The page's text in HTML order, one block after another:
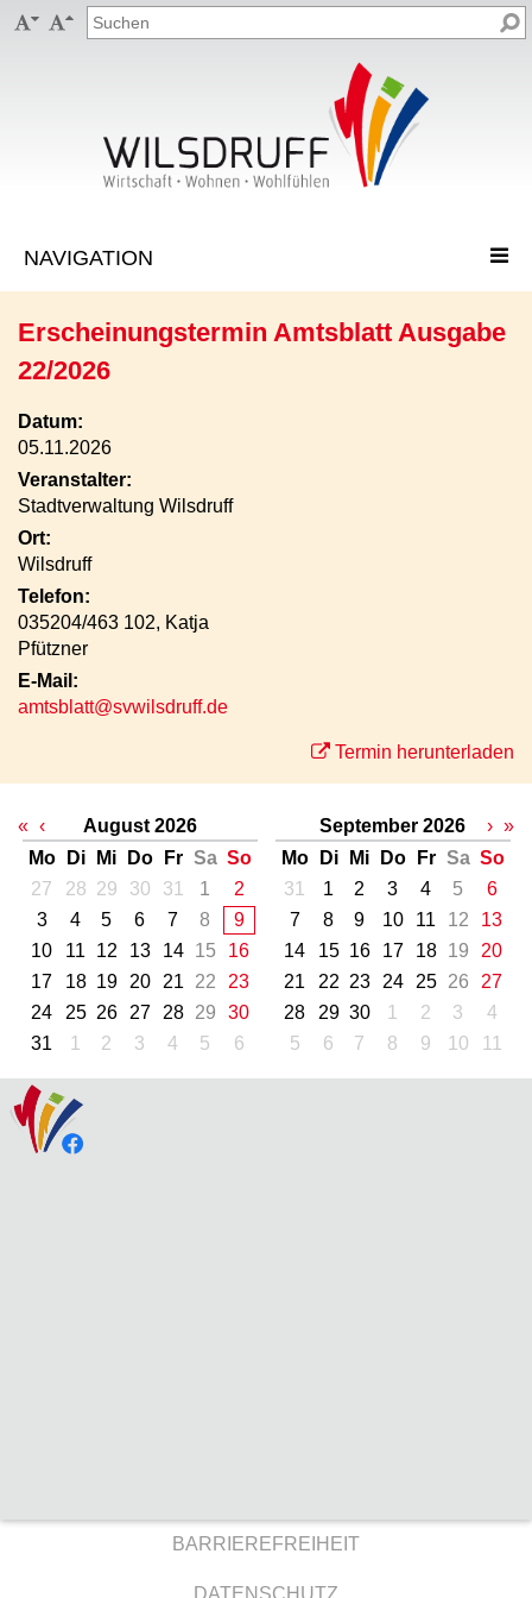
 
Erscheinungstermin Amtsblatt Ausgabe
22/2026
Datum:
05.11.2026
Veranstalter:
Stadtverwaltung Wilsdruff
Ort:
Wilsdruff
Telefon:
035204/463 102, Katja
Pfützner
E-Mail:
amtsblatt@svwilsdruff.de
Termin herunterladen
« ‹
August 2026
Mo
Di Mi Do Fr Sa So
27
28 29 30 31 1
2
3
4 5 6 7 8
9
10
11 12 13 14 15
16
17
18 19 20 21 22
23
24
25 26 27 28 29
30
31
1 2 3 4 5 6
September 2026
Mo
Di Mi Do Fr Sa So
31
1 2 3 4 5
6
7
8 9 10 11 12
13
14
15 16 17 18 19
20
21
22 23 24 25 26
27
28
29 30 1 2 3
4
5
6 7 8 9 10 11
› »
BARRIEREFREIHEIT
DATENSCHUTZ